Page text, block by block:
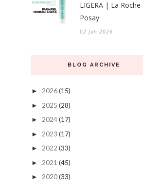
LIGERA | La Roche-
Posay
02 Jun 2026
BLOG ARCHIVE
► 2026(15)
► 2025 (28)
► 2024(17)
► 2023 (17)
► 2022 (33)
► 2021 (45)
► 2020(33)